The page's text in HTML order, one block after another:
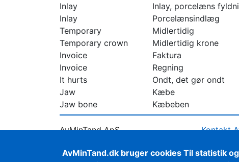
Inlay
Inlay, porcelæns
Inlay
Porcelænsindlæg
Temporary
Midlertidig
Temporary crown
Midlertidig krone
Invoice
Faktura
Invoice
Regning
It hurts
Ondt, det gør ondt
Jaw
Kæbe
Jaw bone
Kæbeben
AvMinTand ApS
9000 Aalborg
Kontakt
AvMinTand.dk bruger cookies Til statistik